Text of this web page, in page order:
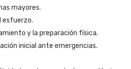
mayores.
esfuerzo.
y la preparación física.
inicial ante emergencias.